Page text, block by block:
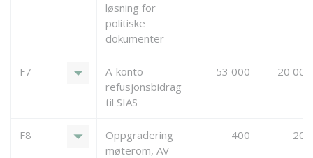
løsning for
politiske
dokumenter
F7 arrow_drop_down
A-konto
refusjonsbidrag
til SIAS
53 000 20 000
F8 arrow_drop_down
Oppgradering
møterom, AV-
400 200